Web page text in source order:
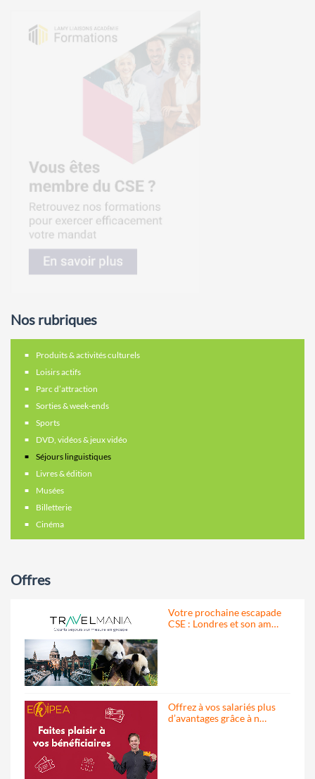
Nos rubriques
Produits & activités culturels
Loisirs actifs
Parc d’attraction
Sorties & week-ends
Sports
DVD, vidéos & jeux vidéo
Séjours linguistiques
Livres & édition
Musées
Billetterie
Cinéma
Offres
Votre prochaine escapade
CSE : Londres et son am…
Offrez à vos salariés plus
d’avantages grâce à n…